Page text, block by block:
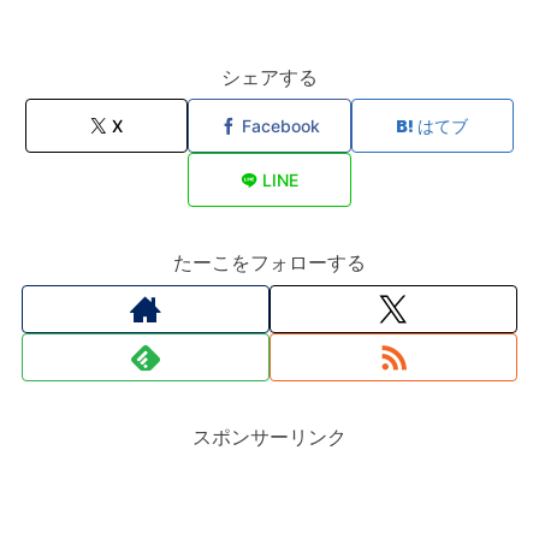
シェアする
X Facebook はてブ
LINE
たーこをフォローする
スポンサーリンク